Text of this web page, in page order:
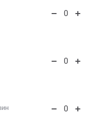
0
0
0